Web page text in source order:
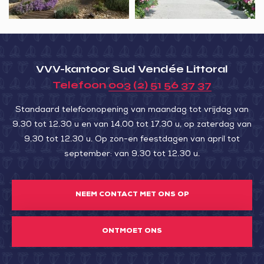
VVV-kantoor Sud Vendée Littoral
Telefoon 003 (2) 51 56 37 37
Standaard telefoonopening van maandag tot vrijdag van
9.30 tot 12.30 u en van 14.00 tot 17.30 u, op zaterdag van
9.30 tot 12.30 u. Op zon-en feestdagen van april tot
september: van 9.30 tot 12.30 u.
NEEM CONTACT MET ONS OP
ONTMOET ONS